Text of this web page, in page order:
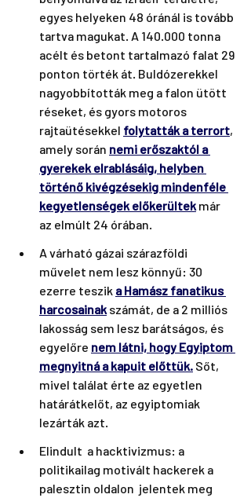
egyes helyeken 48 óránál is tovább
tartva magukat. A 140.000 tonna
acélt és betont tartalmazó falat 29
ponton törték át. Buldózerekkel
nagyobbították meg a falon ütött
réseket, és gyors motoros
rajtaütésekkel folytatták a terrort,
amely során nemi erőszaktól a
gyerekek elrablásáig, helyben
történő kivégzésekig mindenféle
kegyetlenségek előkerültek már
az elmúlt 24 órában.
A várható gázai szárazföldi
művelet nem lesz könnyű: 30
ezerre teszik a Hamász fanatikus
harcosainak számát, de a 2 milliós
lakosság sem lesz barátságos, és
egyelőre nem látni, hogy Egyiptom
megnyitná a kapuit előttük. Sőt,
mivel találat érte az egyetlen
határátkelőt, az egyiptomiak
lezárták azt.
Elindult  a hacktivizmus: a
politikailag motivált hackerek a
palesztin oldalon  jelentek meg